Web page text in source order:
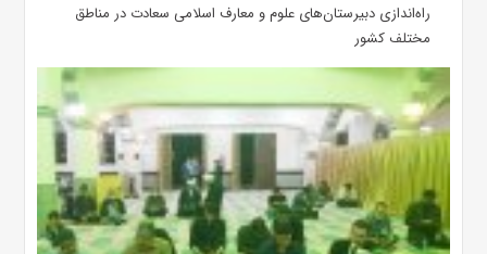
‌راه‌اندازی دبیرستان‌های علوم و معارف اسلامی سعادت در مناطق
مختلف کشور